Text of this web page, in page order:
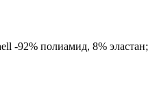
-92% полиамид, 8% эластан;